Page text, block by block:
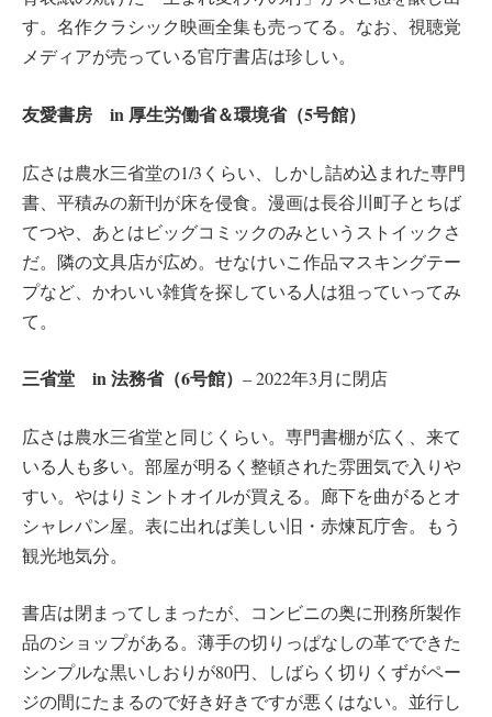
す。名作クラシック映画全集も売ってる。なお、視聴覚
メディアが売っている官庁書店は珍しい。
友愛書房 in 厚生労働省＆環境省（5号館）
広さは農水三省堂の1/3くらい、しかし詰め込まれた専門
書、平積みの新刊が床を侵食。漫画は長谷川町子とちば
てつや、あとはビッグコミックのみというストイックさ
だ。隣の文具店が広め。せなけいこ作品マスキングテー
プなど、かわいい雑貨を探している人は狙っていってみ
て。
三省堂 in 法務省（6号館） ‒ 2022年3月に閉店
広さは農水三省堂と同じくらい。専門書棚が広く、来て
いる人も多い。部屋が明るく整頓された雰囲気で入りや
すい。やはりミントオイルが買える。廊下を曲がるとオ
シャレパン屋。表に出れば美しい旧・赤煉瓦庁舎。もう
観光地気分。
書店は閉まってしまったが、コンビニの奥に刑務所製作
品のショップがある。薄手の切りっぱなしの革でできた
シンプルな黒いしおりが80円、しばらく切りくずがペー
ジの間にたまるので好き好きですが悪くはない。並行し